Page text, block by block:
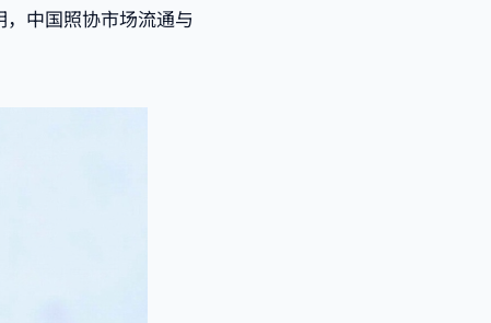
中国照协市场流通与